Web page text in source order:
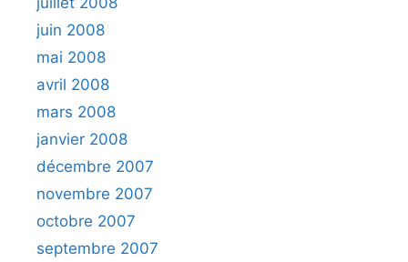
juin 2008
mai 2008
avril 2008
mars 2008
janvier 2008
décembre 2007
novembre 2007
octobre 2007
septembre 2007